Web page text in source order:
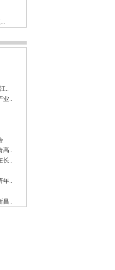
..
业..
高..
长..
年..
昌..